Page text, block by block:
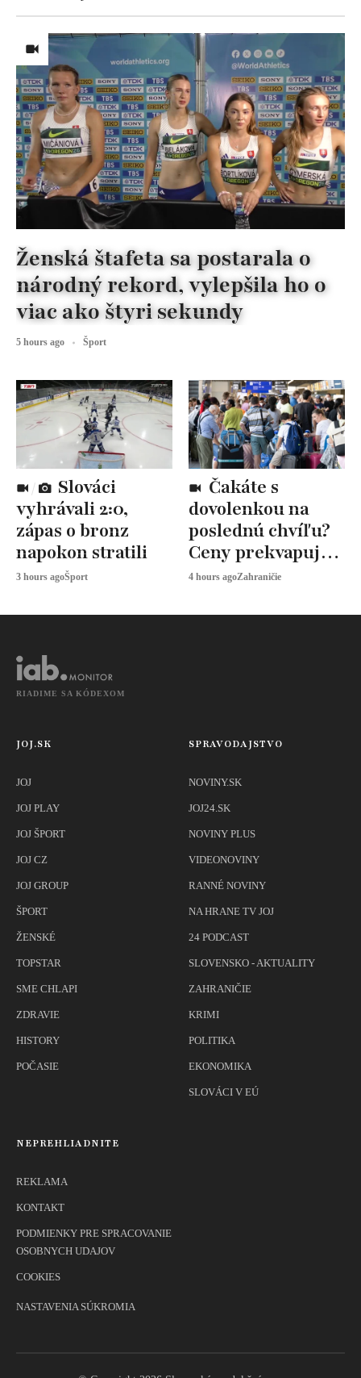
vyhrávali 2:0,
zápas o bronz
napokon stratili
3 hours agoŠport
dovolenkou na
poslednú chvíľu?
Ceny prekvapujú,
odborníci radia
4 hours agoZahraničie
Ženská štafeta sa postarala o
národný rekord, vylepšila ho o
viac ako štyri sekundy
5 hours ago Šport
RIADIME SA KÓDEXOM
JOJ.SK
JOJ
JOJ PLAY
JOJ ŠPORT
JOJ CZ
JOJ GROUP
ŠPORT
ŽENSKÉ
TOPSTAR
SME CHLAPI
ZDRAVIE
HISTORY
POČASIE
SPRAVODAJSTVO
NOVINY.SK
JOJ24.SK
NOVINY PLUS
VIDEONOVINY
RANNÉ NOVINY
NA HRANE TV JOJ
24 PODCAST
SLOVENSKO - AKTUALITY
ZAHRANIČIE
KRIMI
POLITIKA
EKONOMIKA
SLOVÁCI V EÚ
NEPREHLIADNITE
REKLAMA
KONTAKT
PODMIENKY PRE SPRACOVANIE
OSOBNYCH UDAJOV
COOKIES
NASTAVENIA SÚKROMIA